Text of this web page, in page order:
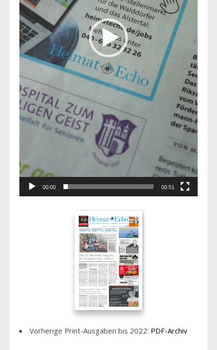
00:00 00:51
Vorherige Print-Ausgaben bis 2022: PDF-Archiv